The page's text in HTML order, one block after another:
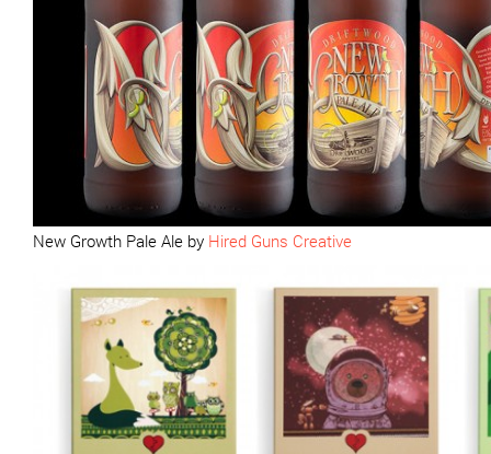
New Growth Pale Ale by Hired Guns Creative